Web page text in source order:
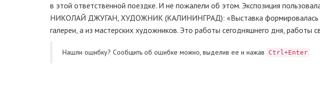
в этой ответственной поездке. И не пожалели об этом. Экспозиция
НИКОЛАЙ ДЖУГАН, ХУДОЖНИК (КАЛИНИНГРАД): «Выставка формировалась
галереи, а из мастерских художников. Это работы сегодняшнего дня, работы
Нашли ошибку? Cообщить об ошибке можно, выделив ее и нажав Ctrl+Enter